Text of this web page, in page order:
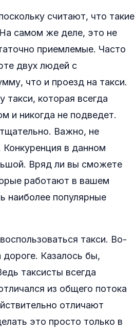
считают, что такие
самом же деле, это не
приемлемые. Часто
двух людей с
что и проезд на такси.
которая всегда
и никогда не подведет.
Важно, не
в данном
Вряд ли вы сможете
работают в вашем
наиболее популярные
такси. Во-
Казалось бы,
таксисты всегда
из общего потока
отличают
это просто только в